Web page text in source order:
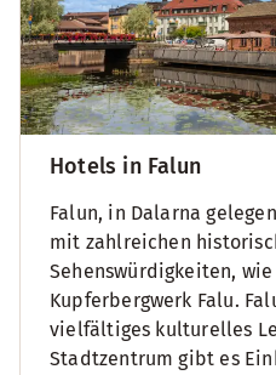
Hotels in Falun
Falun, in Dalarna
mit zahlreichen
Sehenswürdigkeiten,
Kupferbergwerk Falu.
vielfältiges kulturelles
Stadtzentrum gibt es